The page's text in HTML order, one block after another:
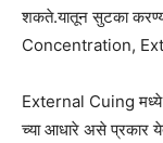
शकते.यातून सुटका
Concentration,
External Cuing मध्ये
च्या आधारे असे प्रकार